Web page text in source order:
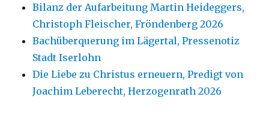
Bilanz der Aufarbeitung Martin Heideggers,
Christoph Fleischer, Fröndenberg 2026
Bachüberquerung im Lägertal, Pressenotiz
Stadt Iserlohn
Die Liebe zu Christus erneuern, Predigt von
Joachim Leberecht, Herzogenrath 2026